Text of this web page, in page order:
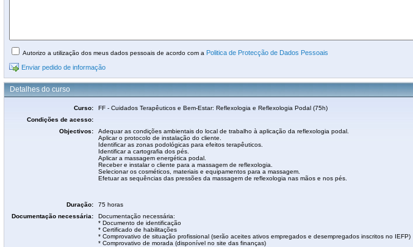
Autorizo a utilização dos meus dados pessoais de acordo com a Politica de Protecção de Dados Pessoais
Enviar pedido de informação
Detalhes do curso
Curso:
FF - Cuidados Terapêuticos e Bem-Estar: Reflexologia e Reflexologia Podal (75h)
Condições de acesso:
Objectivos:
Adequar as condições ambientais do local de trabalho à aplicação da reflexologia podal.
Aplicar o protocolo de instalação do cliente.
Identificar as zonas podológicas para efeitos terapêuticos.
Identificar a cartografia dos pés.
Aplicar a massagem energética podal.
Receber e instalar o cliente para a massagem de reflexologia.
Selecionar os cosméticos, materiais e equipamentos para a massagem.
Efetuar as sequências das pressões da massagem de reflexologia nas mãos e nos pés.
Duração:
75 horas
Documentação necessária:
Documentação necessária:
* Documento de identificação
* Certificado de habilitações
* Comprovativo de situação profissional (serão aceites ativos empregados e desempregados inscritos no IEFP)
* Comprovativo de morada (disponível no site das finanças)